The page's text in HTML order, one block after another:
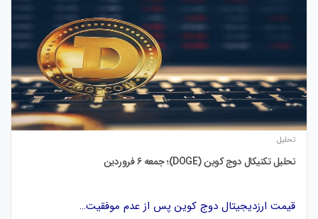
تحلیل
تحلیل تکنیکال دوج‌ کوین (DOGE)؛ جمعه ۶ فروردین
قیمت ارزدیجیتال دوج کوین پس از عدم‌ موفقیت…